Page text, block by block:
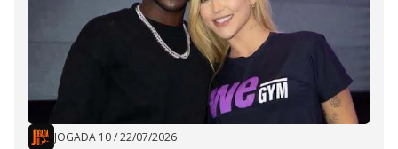
JOGADA 10/22/07/2026